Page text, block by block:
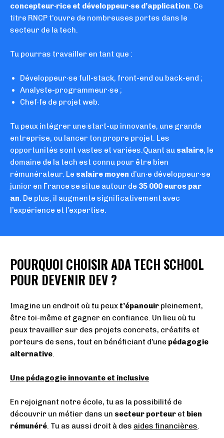
concepteur·rice et développeur·se d’application. Ce
titre RNCP t’ouvre de nombreuses portes dans le
secteur de la tech.
Tu pourras travailler en tant que :
Développeur·se full-stack, front-end ou back-end ;
Analyste-programmeur·se ;
Chef·fe de projet web.
Tu peux intégrer une start-up innovante, une grande
entreprise, ou lancer ton propre projet. Les
opportunités sont vastes et variées.Quant au salaire, le
domaine de la tech est connu pour être bien
rémunérateur. Le salaire moyen d’un·e développeur·se
junior en France se situe autour de 35 000 euros par
an. De plus, il augmente significativement avec
l’expérience et l’expertise.
POURQUOI CHOISIR ADA TECH SCHOOL
POUR DEVENIR DEV ?
Imagine un endroit où tu peux t’épanouir pleinement,
être toi-même et gagner en confiance. Un lieu où tu
peux travailler sur des projets concrets, créatifs et
porteurs de sens, tout en bénéficiant d’une pédagogie
alternative.
Une pédagogie innovante et inclusive
En rejoignant notre école, tu as la possibilité de
découvrir un métier dans un secteur porteur et bien
rémunéré. Tu as aussi droit à des aides financières.